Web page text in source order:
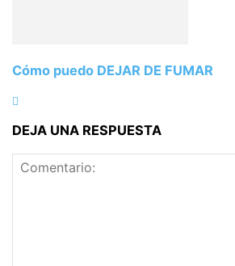
Cómo puedo DEJAR DE FUMAR
DEJA UNA RESPUESTA